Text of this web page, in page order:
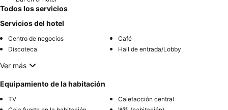
Todos los servicios
Servicios del hotel
Centro de negocios
Café
Discoteca
Hall de entrada/Lobby
Ver más
Equipamiento de la habitación
TV
Calefacción central